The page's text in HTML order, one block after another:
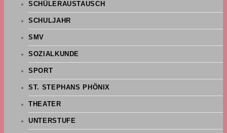
SCHÜLERAUSTAUSCH
SCHULJAHR
SMV
SOZIALKUNDE
SPORT
ST. STEPHANS PHÖNIX
THEATER
UNTERSTUFE